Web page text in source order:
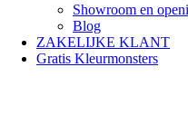
Showroom en
Blog
ZAKELIJKE KLANT
Gratis Kleurmonsters